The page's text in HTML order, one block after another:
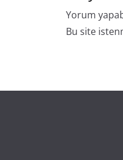
Yorum
Bu site